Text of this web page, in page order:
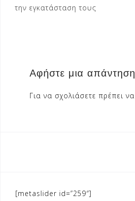
την εγκατάσταση τους
Αφήστε μια απάντηση
Για να σχολιάσετε πρέπει να
[metaslider id=”259″]